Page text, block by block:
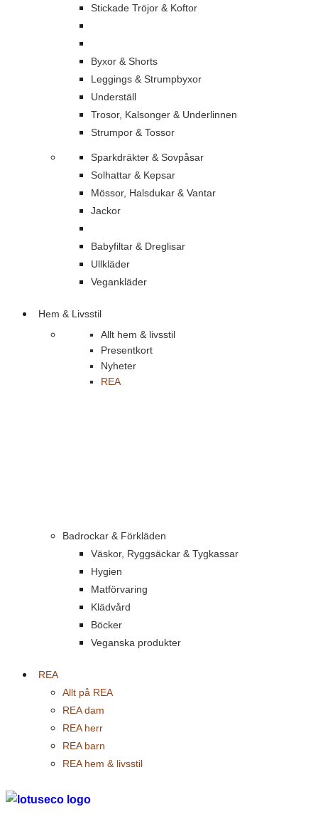
Stickade Tröjor & Koftor
Byxor & Shorts
Leggings & Strumpbyxor
Underställ
Trosor, Kalsonger & Underlinnen
Strumpor & Tossor
Sparkdräkter & Sovpåsar
Solhattar & Kepsar
Mössor, Halsdukar & Vantar
Jackor
Babyfiltar & Dreglisar
Ullkläder
Vegankläder
Hem & Livsstil
Allt hem & livsstil
Presentkort
Nyheter
REA
Badrockar & Förkläden
Väskor, Ryggsäckar & Tygkassar
Hygien
Matförvaring
Klädvård
Böcker
Veganska produkter
REA
Allt på REA
REA dam
REA herr
REA barn
REA hem & livsstil